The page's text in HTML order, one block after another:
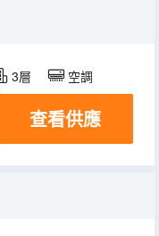
3層 空調
查看供應